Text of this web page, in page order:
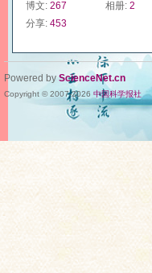
博文: 267 相册: 2
分享: 453
Powered by ScienceNet.cn
Copyright © 2007-2026 中国科学报社